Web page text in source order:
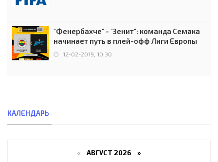
"Фенербахче" - "Зенит": команда Семака
начинает путь в плей-офф Лиги Европы
12-02-2019, 10:30
КАЛЕНДАРЬ
« АВГУСТ 2026 »